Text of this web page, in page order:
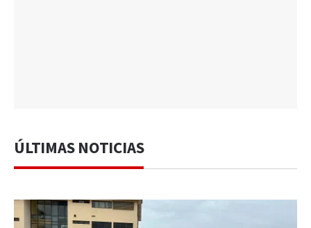
ÚLTIMAS NOTICIAS